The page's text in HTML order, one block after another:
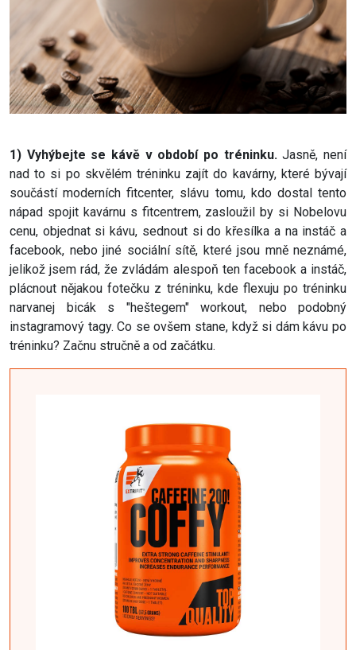
1) Vyhýbejte se kávě v období po tréninku. Jasně, není
nad to si po skvělém tréninku zajít do kavárny, které bývají
součástí moderních fitcenter, slávu tomu, kdo dostal tento
nápad spojit kavárnu s fitcentrem, zasloužil by si Nobelovu
cenu, objednat si kávu, sednout si do křesílka a na instáč a
facebook, nebo jiné sociální sítě, které jsou mně neznámé,
jelikož jsem rád, že zvládám alespoň ten facebook a instáč,
plácnout nějakou fotečku z tréninku, kde flexuju po tréninku
narvanej bicák s "heštegem" workout, nebo podobný
instagramový tagy. Co se ovšem stane, když si dám kávu po
tréninku? Začnu stručně a od začátku.